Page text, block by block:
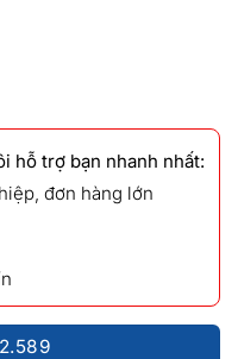
hỗ trợ bạn nhanh nhất:
đơn hàng lớn